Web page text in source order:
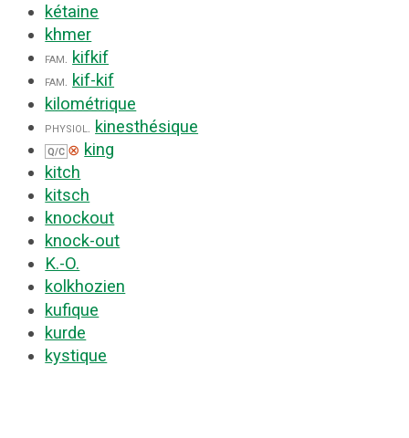
kétaine
khmer
fam. kifkif
fam. kif-kif
kilométrique
physiol. kinesthésique
Q/C ⊗ king
kitch
kitsch
knockout
knock-out
K.-O.
kolkhozien
kufique
kurde
kystique